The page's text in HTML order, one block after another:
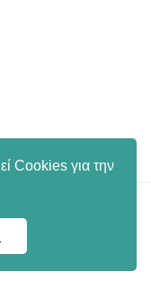
Cookies για την
| Carried and